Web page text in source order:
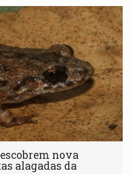
nova
alagadas da